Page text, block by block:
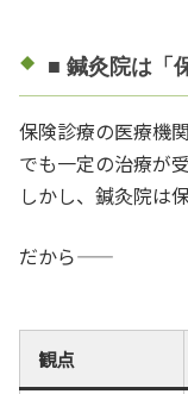
■ 鍼灸院は「
保険診療の医療機
でも一定の治療が
しかし、鍼灸院は
だから――
観点